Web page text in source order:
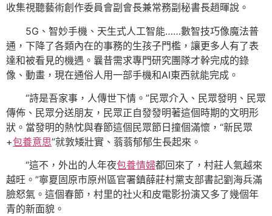
收集視聽藝術創作委員會副會長兼常務副秘書長趙暉說。
5G、智妙手機、天生式人工智能……數智技巧像魔法普
通，下降了各類內在的事務的生孩子門檻，讓更多人有了表
達和被看見的機遇。曩昔需求專門研究團隊才幹完成的錄
像、動畫，現在通俗人用一部手機和AI東西就能完成。
“詩是吾家事，人傳世下情。”民眾介入、民眾發明、民眾
傳佈、民眾分送朋友，民眾正自發發明著這個時期的文明形
狀。當發明的熱忱與春節這個民眾節日撞個滿懷，“新民眾
+包養意思”就敦矮壯實、蓊蓊郁郁生長起來。
“這不，外出的人年夜包養情婦都回來了，村莊人氣越來
越旺。”寧夏固原市原州區官署鎮薛莊村黨支部書記劉海兵滿
臉怒氣。這個春節，村里的社火和皮電影扮演又多了幾個年
青的新面貌。